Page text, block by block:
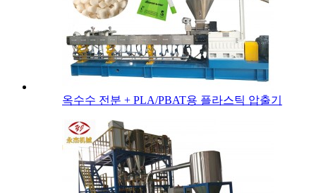
옥수수 전분 + PLA/PBAT용 플라스틱 압출기